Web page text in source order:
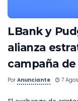
LBank y
alianza
campaña de
Por Anunciante 7